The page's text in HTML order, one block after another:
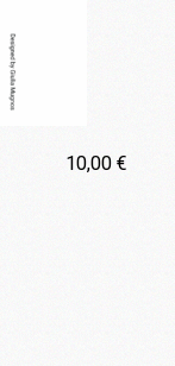
10,00 €